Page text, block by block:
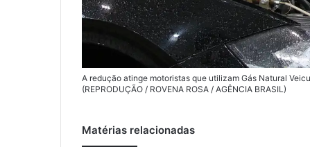
A redução atinge motoristas que utilizam Gás Natural
(REPRODUÇÃO / ROVENA ROSA / AGÊNCIA BRASIL)
Matérias relacionadas